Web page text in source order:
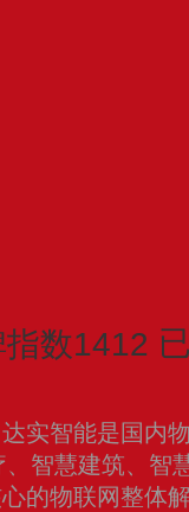
指数1412
实智能是国内
智慧建筑、智
的物联网整体